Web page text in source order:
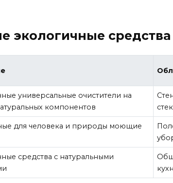
экологичные средства
универсальные очистители на
компонентов
для человека и природы моющие
средства с натуральными